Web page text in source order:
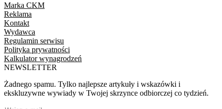
Marka CKM
Reklama
Kontakt
Wydawca
Regulamin serwisu
Polityka prywatności
Kalkulator wynagrodzeń
NEWSLETTER
Żadnego spamu. Tylko najlepsze artykuły i wskazówki i
ekskluzywne wywiady w Twojej skrzynce odbiorczej co tydzień.